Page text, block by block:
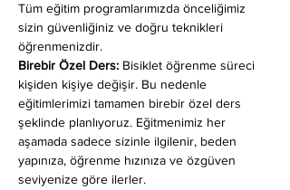
Tüm eğitim programlarımızda önceliğimiz
sizin güvenliğiniz ve doğru teknikleri
öğrenmenizdir.
Birebir Özel Ders: Bisiklet öğrenme süreci
kişiden kişiye değişir. Bu nedenle
eğitimlerimizi tamamen birebir özel ders
şeklinde planlıyoruz. Eğitmenimiz her
aşamada sadece sizinle ilgilenir, beden
yapınıza, öğrenme hızınıza ve özgüven
seviyenize göre ilerler.